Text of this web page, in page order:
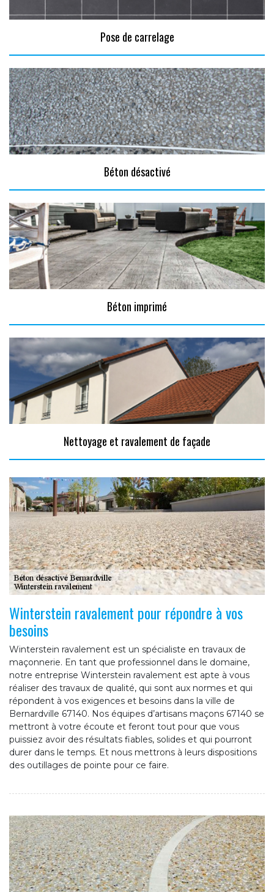
Pose de carrelage
Béton désactivé
Béton imprimé
Nettoyage et ravalement de façade
Winterstein ravalement pour répondre à vos
besoins
Winterstein ravalement est un spécialiste en travaux de
maçonnerie. En tant que professionnel dans le domaine,
notre entreprise Winterstein ravalement est apte à vous
réaliser des travaux de qualité, qui sont aux normes et qui
répondent à vos exigences et besoins dans la ville de
Bernardville 67140. Nos équipes d’artisans maçons 67140 se
mettront à votre écoute et feront tout pour que vous
puissiez avoir des résultats fiables, solides et qui pourront
durer dans le temps. Et nous mettrons à leurs dispositions
des outillages de pointe pour ce faire.